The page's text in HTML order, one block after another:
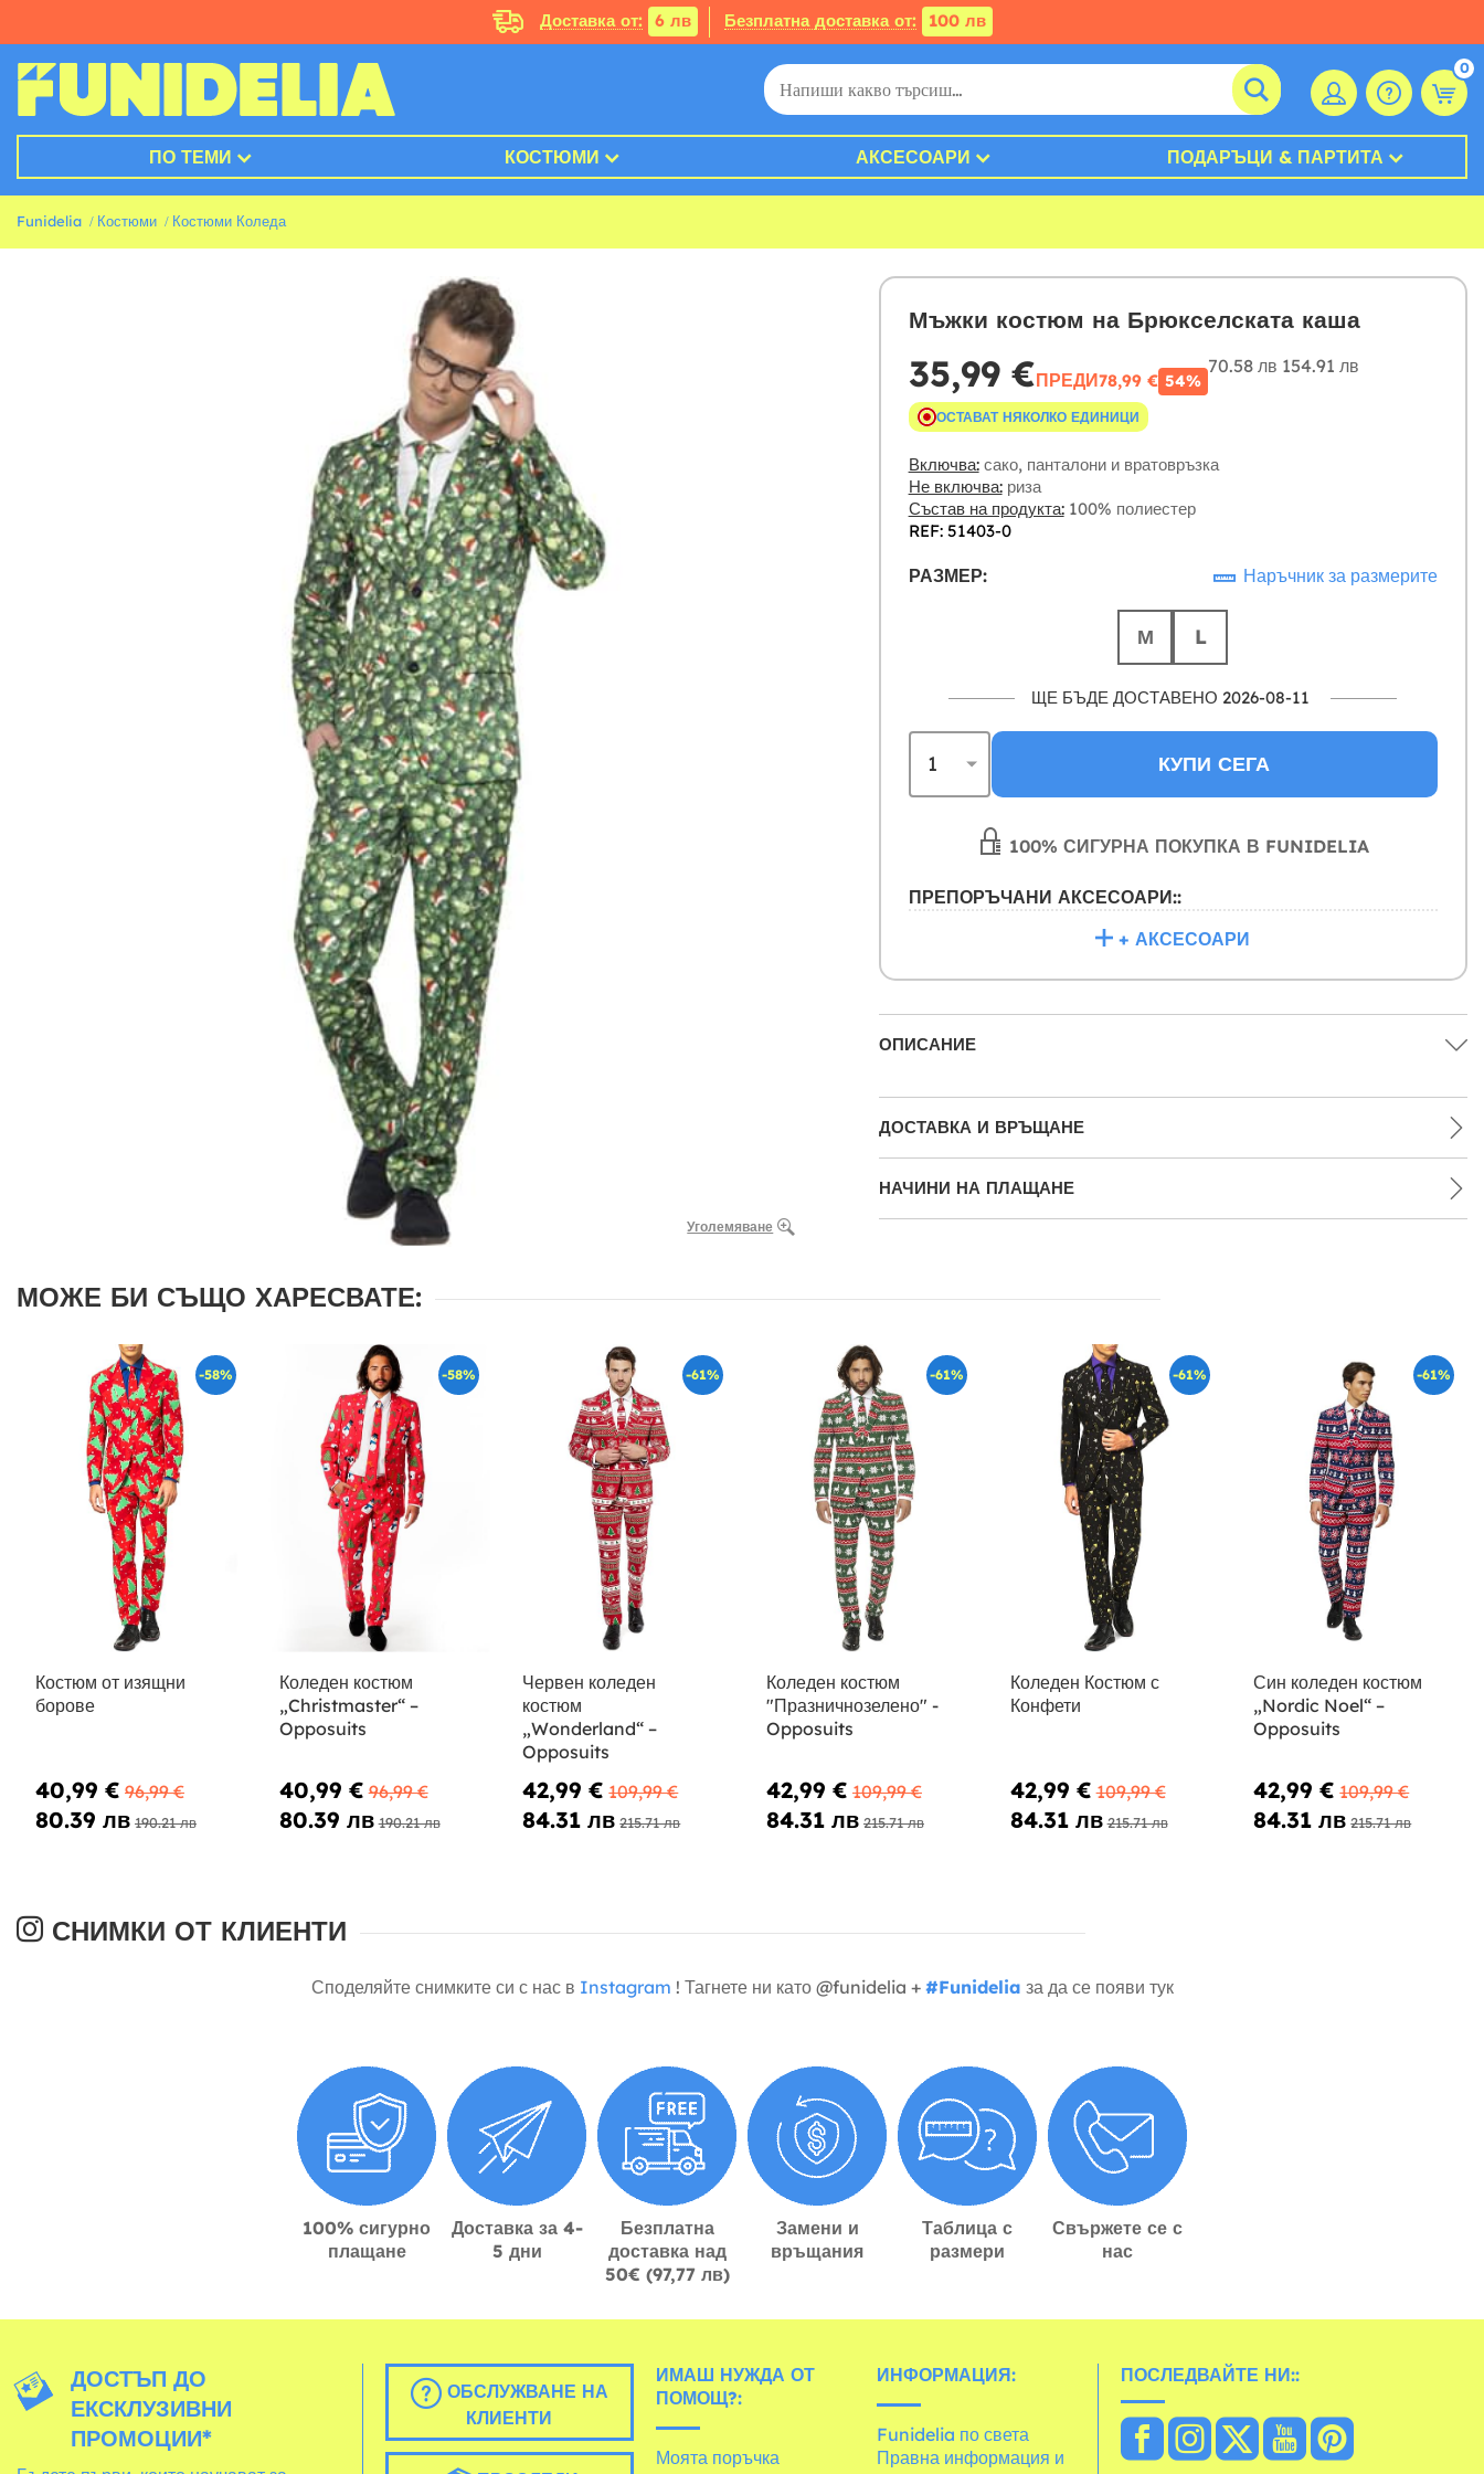
Доставка от: 6 лв Безплатна доставка от: 100 лв
0
ПО ТЕМИ КОСТЮМИ АКСЕСОАРИ ПОДАРЪЦИ & ПАРТИТА
Funidelia Костюми Костюми Коледа
Уголемяване
Мъжки костюм на Брюкселската каша
35,99 €ПРЕДИ78,99 € 54%
70.58 лв 154.91 лв
ОСТАВАТ НЯКОЛКО ЕДИНИЦИ
Включва:сако, панталони и вратовръзка
Не включва:риза
Състав на продукта:100% полиестер
REF: 51403-0
РАЗМЕР: Наръчник за размерите
М L
ЩЕ БЪДЕ ДОСТАВЕНО 2026-08-11
КУПИ СЕГА
100% СИГУРНА ПОКУПКА В FUNIDELIA
ПРЕПОРЪЧАНИ АКСЕСОАРИ::
+ АКСЕСОАРИ
ОПИСАНИЕ
ДОСТАВКА И ВРЪЩАНЕ
НАЧИНИ НА ПЛАЩАНЕ
МОЖЕ БИ СЪЩО ХАРЕСВАТЕ:
-58%
Костюм от изящни
борове
40,99 € 96,99 €
80.39 лв 190.21 лв
-58%
Коледен костюм
„Christmaster“ –
Opposuits
40,99 € 96,99 €
80.39 лв 190.21 лв
-61%
Червен коледен
костюм
„Wonderland“ –
Opposuits
42,99 € 109,99 €
84.31 лв 215.71 лв
-61%
Коледен костюм
"Празничнозелено" -
Opposuits
42,99 € 109,99 €
84.31 лв 215.71 лв
-61%
Коледен Костюм с
Конфети
42,99 € 109,99 €
84.31 лв 215.71 лв
-61%
Син коледен костюм
„Nordic Noel“ –
Opposuits
42,99 € 109,99 €
84.31 лв 215.71 лв
СНИМКИ ОТ КЛИЕНТИ
Споделяйте снимките си с нас в Instagram ! Тагнете ни като @funidelia + #Funidelia за да се появи тук
100% сигурно
плащане
Доставка за 4-
5 дни
Безплатна
доставка над
50€ (97,77 лв)
Замени и
връщания
Таблица с
размери
Свържете се с
нас
ДОСТЪП ДО
ЕКСКЛУЗИВНИ
ПРОМОЦИИ*
ОБСЛУЖВАНЕ НА
КЛИЕНТИ
ИМАШ НУЖДА ОТ
ПОМОЩ?:
Моята поръчка
ИНФОРМАЦИЯ:
Funidelia по света
Правна информация и
ПОСЛЕДВАЙТЕ НИ::